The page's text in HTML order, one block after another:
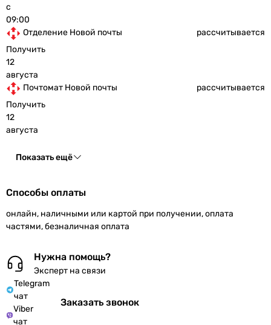
с
09:00
Отделение Новой почты
рассчитывается
Получить
12
августа
Почтомат Новой почты
рассчитывается
Получить
12
августа
Показать ещё
Способы оплаты
онлайн, наличными или картой при получении, оплата
частями, безналичная оплата
Нужна помощь?
Эксперт на связи
Telegram
чат
Viber
чат
Заказать звонок